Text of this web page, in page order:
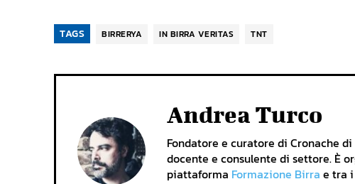
TAGS BIRRERYA IN BIRRA VERITAS TNT
Andrea Turco
Fondatore e curatore di Cronache
docente e consulente di settore. È
piattaforma Formazione Birra e tra